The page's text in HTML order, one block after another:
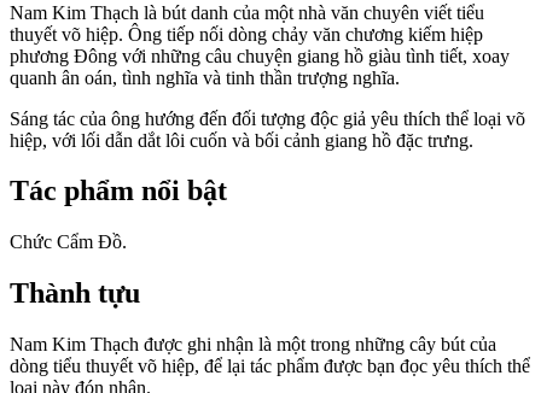
Nam Kim Thạch là bút danh của một nhà văn chuyên viết tiểu
thuyết võ hiệp. Ông tiếp nối dòng chảy văn chương kiếm hiệp
phương Đông với những câu chuyện giang hồ giàu tình tiết, xoay
quanh ân oán, tình nghĩa và tinh thần trượng nghĩa.
Sáng tác của ông hướng đến đối tượng độc giả yêu thích thể loại võ
hiệp, với lối dẫn dắt lôi cuốn và bối cảnh giang hồ đặc trưng.
Tác phẩm nổi bật
Chức Cẩm Đồ.
Thành tựu
Nam Kim Thạch được ghi nhận là một trong những cây bút của
dòng tiểu thuyết võ hiệp, để lại tác phẩm được bạn đọc yêu thích thể
loại này đón nhận.